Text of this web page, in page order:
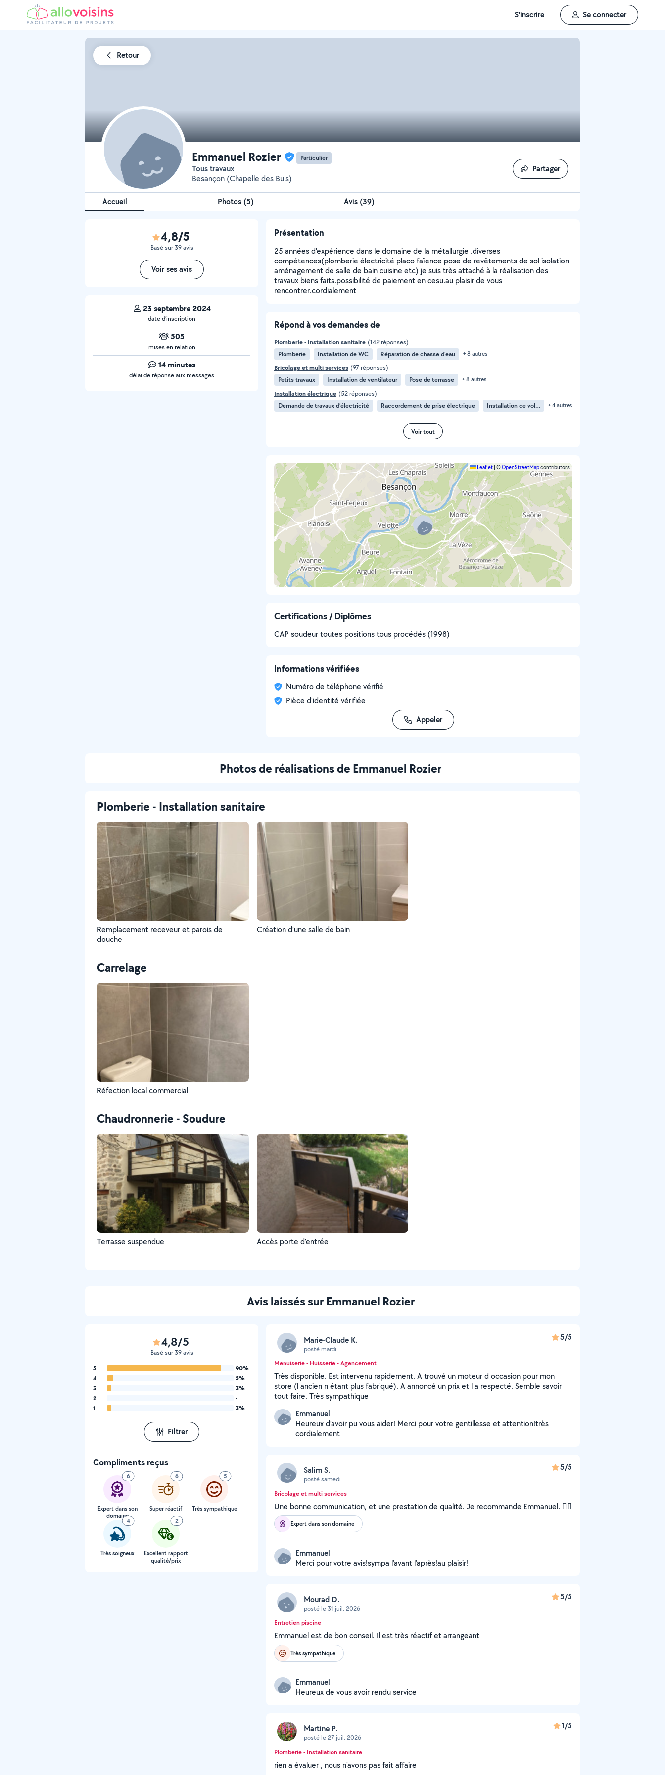
S'inscrire Se connecter
Retour
Emmanuel Rozier Particulier
Tous travaux
Besançon (Chapelle des Buis)
Partager
Partager
Accueil Photos (5) Avis (39)
4,8/5
Basé sur 39 avis
Voir ses avis
23 septembre 2024
date d’inscription
505
mises en relation
14 minutes
délai de réponse aux messages
Présentation
25 années d'expérience dans le domaine de la métallurgie .diverses
compétences(plomberie électricité placo faïence pose de revêtements de sol isolation
aménagement de salle de bain cuisine etc) je suis très attaché à la réalisation des
travaux biens faits.possibilité de paiement en cesu.au plaisir de vous
rencontrer.cordialement
Répond à vos demandes de
Plomberie - Installation sanitaire (142 réponses)
Plomberie
Installation de WC Réparation de chasse d'eau + 8 autres
Bricolage et multi services (97 réponses)
Petits travaux
Installation de ventilateur Pose de terrasse + 8 autres
Installation électrique (52 réponses)
Demande de travaux d’électricité
Raccordement de prise électrique Installation de volet électrique + 4 autres
Voir tout
Leaflet ©OpenStreetMapcontributors
Certifications / Diplômes
CAP soudeur toutes positions tous procédés (1998)
Informations vérifiées
Numéro de téléphone vérifié
Pièce d'identité vérifiée
Appeler
Photos de réalisations de Emmanuel Rozier
Plomberie - Installation sanitaire
Remplacement receveur et parois de
douche
Création d’une salle de bain
Carrelage
Réfection local commercial
Chaudronnerie - Soudure
Terrasse suspendue Accès porte d’entrée
Avis laissés sur Emmanuel Rozier
4,8/5
Basé sur 39 avis
5
90%
4
5%
3
3%
2
-
1
3%
Filtrer
Compliments reçus
6
Expert dans son
domaine
6
Super réactif
5
Très sympathique
4
Très soigneux
2
Excellent rapport
qualité/prix
Marie-Claude K.
posté mardi
5/5
Menuiserie - Huisserie - Agencement
Très disponible. Est intervenu rapidement. A trouvé un moteur d occasion pour mon
store (l ancien n étant plus fabriqué). A annoncé un prix et l a respecté. Semble savoir
tout faire. Très sympathique
Emmanuel
Heureux d’avoir pu vous aider! Merci pour votre gentillesse et attention!très
cordialement
Salim S.
posté samedi
5/5
Bricolage et multi services
Une bonne communication, et une prestation de qualité. Je recommande Emmanuel. 👍🏻
Expert dans son domaine
Emmanuel
Merci pour votre avis!sympa l’avant l’après!au plaisir!
Mourad D.
posté le 31 juil. 2026
5/5
Entretien piscine
Emmanuel est de bon conseil. Il est très réactif et arrangeant
Très sympathique
Emmanuel
Heureux de vous avoir rendu service
Martine P.
posté le 27 juil. 2026
1/5
Plomberie - Installation sanitaire
rien a évaluer , nous n'avons pas fait affaire